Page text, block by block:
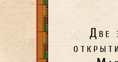
Две